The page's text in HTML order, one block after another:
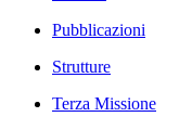
Pubblicazioni
Strutture
Terza Missione